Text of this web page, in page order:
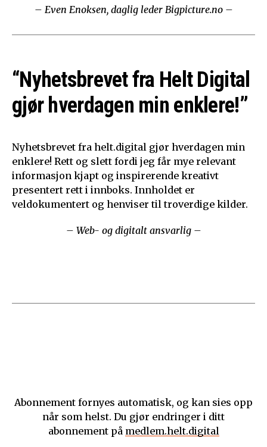
– Even Enoksen, daglig leder Bigpicture.no –
“Nyhetsbrevet fra Helt Digital
gjør hverdagen min enklere!”
Nyhetsbrevet fra helt.digital gjør hverdagen min
enklere! Rett og slett fordi jeg får mye relevant
informasjon kjapt og inspirerende kreativt
presentert rett i innboks. Innholdet er
veldokumentert og henviser til troverdige kilder.
– Web- og digitalt ansvarlig –
Abonnement fornyes automatisk, og kan sies opp
når som helst. Du gjør endringer i ditt
abonnement på medlem.helt.digital